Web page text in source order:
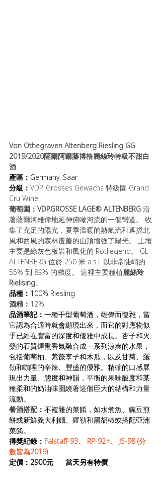
Von Othegraven Altenberg Riesling GG
2019/2020薩爾阿爾藤博格麗絲玲特級不甜白
酒
產區： Germany, Saar
分級： VDP. Grosses Gewächs 特級園 Grand
Cru Wine
葡萄園：VDP.GROSSE LAGE® ALTENBERG 沿
著薩爾河雄偉地延伸俯瞰河流的一個彎道。 收
集了充足的陽光，夏季溫暖的熱氣流和遮擋北
風和西風的森林覆蓋的山頂增強了陽光。 土壤
主要是綠灰色板岩和風化的 Rotliegend。 GL
ALTENBERG 位於 250 米 a.s.l. 以非常陡峭的
55% 到 89% 的梯度。 這裡主要種植麗絲玲
Rielising。
品種： 100% Riesling
酒精： 12%
品酒筆記： 一種干型葡萄酒，雄偉而復雜，當
它認為合適時就會顯現出來，而它的對應物似
乎已經在豐富的深度和優雅中成長。杏子和火
藥的石質煙熏香氣融合成一系列涼爽的水果，
包括葡萄柚、紫薇李子和木瓜，以及甘菊、羅
勒和咖哩的辛辣、豐盛的優雅。精確的口感展
現出力量、態度和神韻，平衡的果味酸度和某
種柔和的奶油味圍繞著這個巨大的結構和力量
流動。
餐酒搭配： 不複雜的菜餚，如水煮魚、豌豆煎
餅或新鮮義大利麵、羅勒和黑胡椒或搭配亞洲
菜餚。
得獎紀錄： Falstaff-93、 RP-92+、 JS-98 (分
數皆為2019)
定價：2900元      當天另有特價